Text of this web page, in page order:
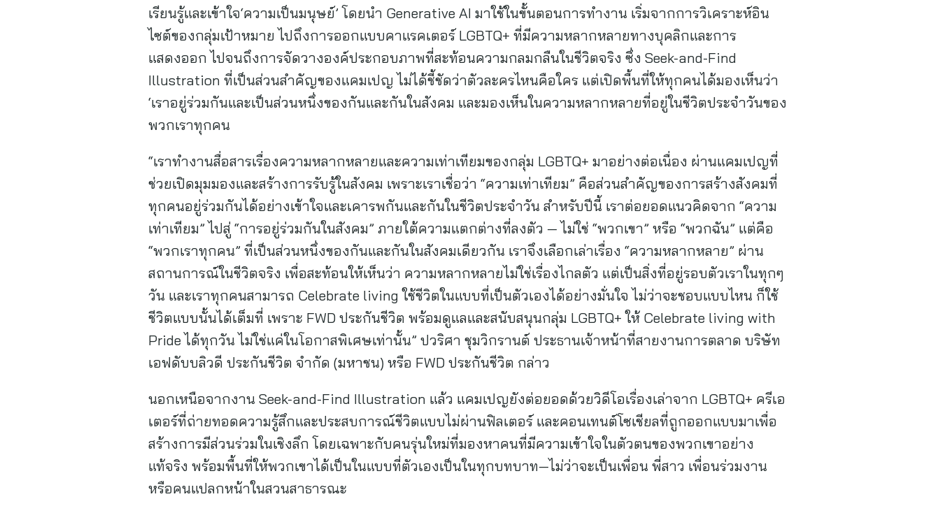
เรียนรู้และเข้าใจ‘ความเป็นมนุษย์’ โดยนำ Generative AI มาใช้ในขั้นตอนการทำงาน เริ่มจากการวิเคราะห์อิน
ไซต์ของกลุ่มเป้าหมาย ไปถึงการออกแบบคาแรคเตอร์ LGBTQ+ ที่มีความหลากหลายทางบุคลิกและการ
แสดงออก ไปจนถึงการจัดวางองค์ประกอบภาพที่สะท้อนความกลมกลืนในชีวิตจริง ซึ่ง Seek-and-Find
Illustration ที่เป็นส่วนสำคัญของแคมเปญ ไม่ได้ชี้ชัดว่าตัวละครไหนคือใคร แต่เปิดพื้นที่ให้ทุกคนได้มองเห็นว่า
‘เราอยู่ร่วมกันและเป็นส่วนหนึ่งของกันและกันในสังคม และมองเห็นในความหลากหลายที่อยู่ในชีวิตประจำวันของ
พวกเราทุกคน
“เราทำงานสื่อสารเรื่องความหลากหลายและความเท่าเทียมของกลุ่ม LGBTQ+ มาอย่างต่อเนื่อง ผ่านแคมเปญที่
ช่วยเปิดมุมมองและสร้างการรับรู้ในสังคม เพราะเราเชื่อว่า “ความเท่าเทียม” คือส่วนสำคัญของการสร้างสังคมที่
ทุกคนอยู่ร่วมกันได้อย่างเข้าใจและเคารพกันและกันในชีวิตประจำวัน สำหรับปีนี้ เราต่อยอดแนวคิดจาก “ความ
เท่าเทียม” ไปสู่ “การอยู่ร่วมกันในสังคม” ภายใต้ความแตกต่างที่ลงตัว — ไม่ใช่ “พวกเขา” หรือ “พวกฉัน” แต่คือ
“พวกเราทุกคน” ที่เป็นส่วนหนึ่งของกันและกันในสังคมเดียวกัน เราจึงเลือกเล่าเรื่อง “ความหลากหลาย” ผ่าน
สถานการณ์ในชีวิตจริง เพื่อสะท้อนให้เห็นว่า ความหลากหลายไม่ใช่เรื่องไกลตัว แต่เป็นสิ่งที่อยู่รอบตัวเราในทุกๆ
วัน และเราทุกคนสามารถ Celebrate living ใช้ชีวิตในแบบที่เป็นตัวเองได้อย่างมั่นใจ ไม่ว่าจะชอบแบบไหน ก็ใช้
ชีวิตแบบนั้นได้เต็มที่ เพราะ FWD ประกันชีวิต พร้อมดูแลและสนับสนุนกลุ่ม LGBTQ+ ให้ Celebrate living with
Pride ได้ทุกวัน ไม่ใช่แค่ในโอกาสพิเศษเท่านั้น” ปวริศา ชุมวิกรานต์ ประธานเจ้าหน้าที่สายงานการตลาด บริษัท
เอฟดับบลิวดี ประกันชีวิต จำกัด (มหาชน) หรือ FWD ประกันชีวิต กล่าว
นอกเหนือจากงาน Seek-and-Find Illustration แล้ว แคมเปญยังต่อยอดด้วยวิดีโอเรื่องเล่าจาก LGBTQ+ ครีเอ
เตอร์ที่ถ่ายทอดความรู้สึกและประสบการณ์ชีวิตแบบไม่ผ่านฟิลเตอร์ และคอนเทนต์โซเชียลที่ถูกออกแบบมาเพื่อ
สร้างการมีส่วนร่วมในเชิงลึก โดยเฉพาะกับคนรุ่นใหม่ที่มองหาคนที่มีความเข้าใจในตัวตนของพวกเขาอย่าง
แท้จริง พร้อมพื้นที่ให้พวกเขาได้เป็นในแบบที่ตัวเองเป็นในทุกบทบาท—ไม่ว่าจะเป็นเพื่อน พี่สาว เพื่อนร่วมงาน
หรือคนแปลกหน้าในสวนสาธารณะ